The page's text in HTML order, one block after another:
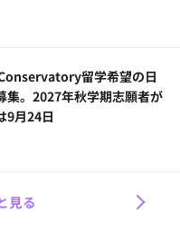
留学希望の日
集。2027年秋学期志願者が
9月24日
見る